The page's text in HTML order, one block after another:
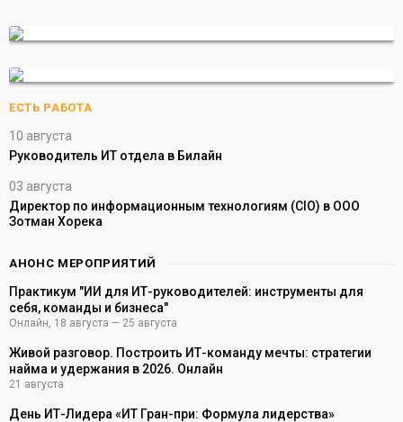
ЕСТЬ РАБОТА
10 августа
Руководитель ИТ отдела в Билайн
03 августа
Директор по информационным технологиям (CIO) в ООО
Зотман Хорека
АНОНС МЕРОПРИЯТИЙ
Практикум "ИИ для ИТ-руководителей: инструменты для
себя, команды и бизнеса"
Онлайн, 18 августа — 25 августа
Живой разговор. Построить ИТ-команду мечты: стратегии
найма и удержания в 2026. Онлайн
21 августа
День ИТ-Лидера «ИТ Гран-при: Формула лидерства»